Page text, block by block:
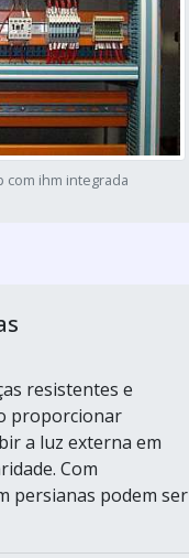
com ihm integrada
resistentes e
proporcionar
a luz externa em
Com
persianas podem ser